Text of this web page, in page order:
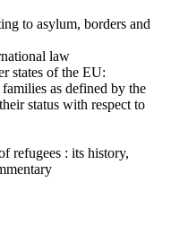
to asylum, borders and
law
states of the EU:
as defined by the
status with respect to
refugees : its history,